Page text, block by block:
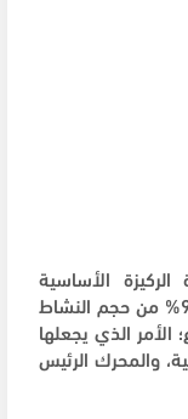
الأساسية
للاقتصاد المحلي، بمساهمة تُقدّر بقرابة 90% من حجم النشاط
الأمر الذي يجعلها
والمحرك الرئيس